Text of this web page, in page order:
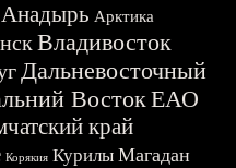
Анадырь Арктика
Владивосток
Дальневосточный
ВостокЕАО
край
Корякия Курилы Магадан